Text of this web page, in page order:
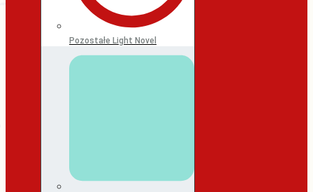
Pozostałe Light Novel